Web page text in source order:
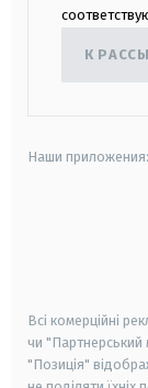
К
Наши приложения:
Всі комерційні
чи "Партнерський
"Позиція"